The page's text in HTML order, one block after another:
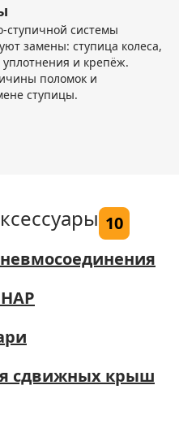
ступичной системы
замены: ступица колеса,
и крепёж.
поломок и
ступицы.
10
сдвижных крыш